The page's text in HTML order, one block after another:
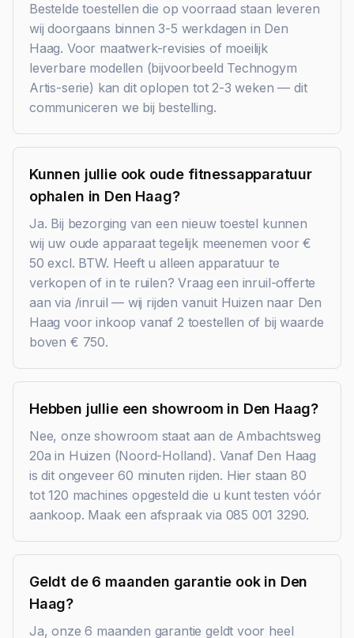
Bestelde toestellen die op voorraad staan leveren
wij doorgaans binnen 3-5 werkdagen in Den
Haag. Voor maatwerk-revisies of moeilijk
leverbare modellen (bijvoorbeeld Technogym
Artis-serie) kan dit oplopen tot 2-3 weken — dit
communiceren we bij bestelling.
Kunnen jullie ook oude fitnessapparatuur
ophalen in Den Haag?
Ja. Bij bezorging van een nieuw toestel kunnen
wij uw oude apparaat tegelijk meenemen voor €
50 excl. BTW. Heeft u alleen apparatuur te
verkopen of in te ruilen? Vraag een inruil-offerte
aan via /inruil — wij rijden vanuit Huizen naar Den
Haag voor inkoop vanaf 2 toestellen of bij waarde
boven € 750.
Hebben jullie een showroom in Den Haag?
Nee, onze showroom staat aan de Ambachtsweg
20a in Huizen (Noord-Holland). Vanaf Den Haag
is dit ongeveer 60 minuten rijden. Hier staan 80
tot 120 machines opgesteld die u kunt testen vóór
aankoop. Maak een afspraak via 085 001 3290.
Geldt de 6 maanden garantie ook in Den
Haag?
Ja, onze 6 maanden garantie geldt voor heel